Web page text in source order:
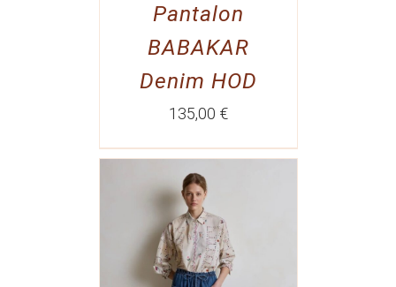
Pantalon
BABAKAR
Denim HOD
135,00 €